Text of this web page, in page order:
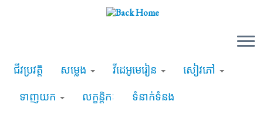
ជីវប្រវត្តិ សម្លេង វីដេអូមេរៀន សៀវភៅ
ទាញយក លក្ខន្តិកៈ ទំនាក់ទំនង
អានសៀវភៅ ខ្លឹមសារគួរយល់ដឹង